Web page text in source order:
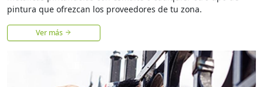
pintura que ofrezcan los proveedores de tu zona.
Ver más